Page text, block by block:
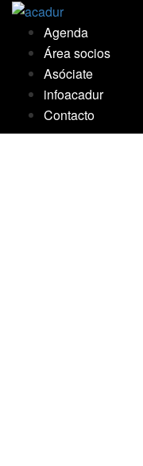
Saltar
contenido
Agenda
Área socios
Asóciate
infoacadur
Contacto